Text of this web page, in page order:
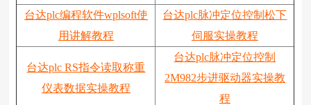
台达plc编程软件wplsoft使
用讲解教程
台达plc脉冲定位控制松下
伺服实操教程
台达plc RS指令读取称重
仪表数据实操教程
台达plc脉冲定位控制
2M982步进驱动器实操教
程